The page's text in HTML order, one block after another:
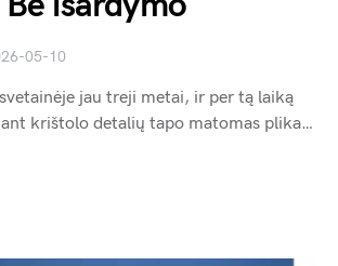
05-10
jau treji metai, ir per tą laiką
krištolo detalių tapo matomas plika…